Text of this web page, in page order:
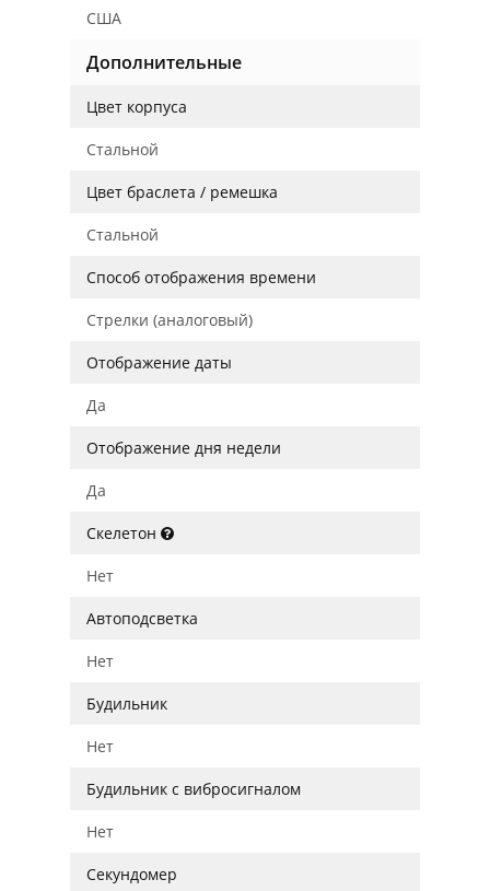
США
Дополнительные
Цвет корпуса
Стальной
Цвет браслета / ремешка
Стальной
Способ отображения времени
Стрелки (аналоговый)
Отображение даты
Да
Отображение дня недели
Да
Скелетон
Нет
Автоподсветка
Нет
Будильник
Нет
Будильник с вибросигналом
Нет
Секундомер